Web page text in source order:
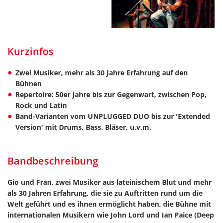
Kurzinfos
Zwei Musiker, mehr als 30 Jahre Erfahrung auf den
Bühnen
Repertoire: 50er Jahre bis zur Gegenwart, zwischen Pop,
Rock und Latin
Band-Varianten vom UNPLUGGED DUO bis zur 'Extended
Version' mit Drums, Bass, Bläser, u.v.m.
Bandbeschreibung
Gio und Fran, zwei Musiker aus lateinischem Blut und mehr
als 30 Jahren Erfahrung, die sie zu Auftritten rund um die
Welt geführt und es ihnen ermöglicht haben, die Bühne mit
internationalen Musikern wie John Lord und Ian Paice (Deep